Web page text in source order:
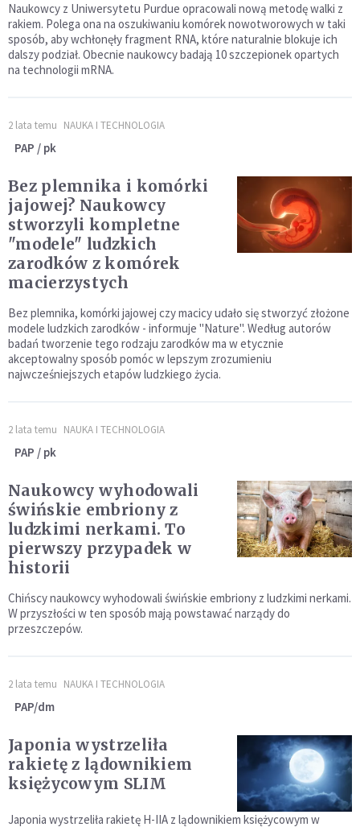
Naukowcy z Uniwersytetu Purdue opracowali nową metodę walki z
rakiem. Polega ona na oszukiwaniu komórek nowotworowych w taki
sposób, aby wchłonęły fragment RNA, które naturalnie blokuje ich
dalszy podział. Obecnie naukowcy badają 10 szczepionek opartych
na technologii mRNA.
2 lata temu NAUKA I TECHNOLOGIA
PAP / pk
Bez plemnika i komórki
jajowej? Naukowcy
stworzyli kompletne
"modele" ludzkich
zarodków z komórek
macierzystych
Bez plemnika, komórki jajowej czy macicy udało się stworzyć złożone
modele ludzkich zarodków - informuje "Nature". Według autorów
badań tworzenie tego rodzaju zarodków ma w etycznie
akceptowalny sposób pomóc w lepszym zrozumieniu
najwcześniejszych etapów ludzkiego życia.
2 lata temu NAUKA I TECHNOLOGIA
PAP / pk
Naukowcy wyhodowali
świńskie embriony z
ludzkimi nerkami. To
pierwszy przypadek w
historii
Chińscy naukowcy wyhodowali świńskie embriony z ludzkimi nerkami.
W przyszłości w ten sposób mają powstawać narządy do
przeszczepów.
2 lata temu NAUKA I TECHNOLOGIA
PAP/dm
Japonia wystrzeliła
rakietę z lądownikiem
księżycowym SLIM
Japonia wystrzeliła rakietę H-IIA z lądownikiem księżycowym w